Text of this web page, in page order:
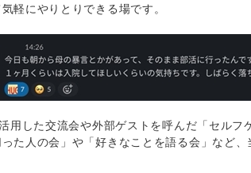
軽にやりとりできる場です。
した交流会や外部ゲストを呼んだ「セルフ
た人の会」や「好きなことを語る会」など